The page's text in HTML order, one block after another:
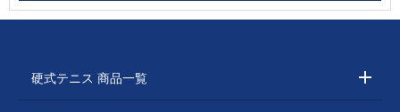
硬式テニス 商品一覧